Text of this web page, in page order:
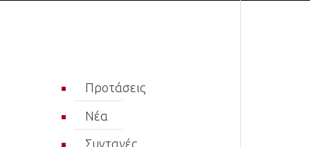
Προτάσεις
Νέα
Συνταγές